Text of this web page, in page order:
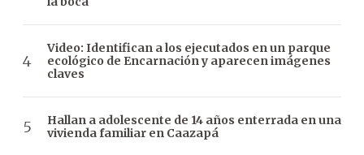
Video: Identifican a los ejecutados en un parque
ecológico de Encarnación y aparecen imágenes
claves
Hallan a adolescente de 14 años enterrada en una
vivienda familiar en Caazapá